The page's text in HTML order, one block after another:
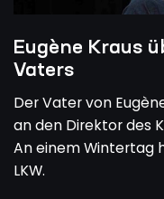
Eugène Kraus
Vaters
Der Vater von
an den Direktor des
An einem Wintertag
LKW.